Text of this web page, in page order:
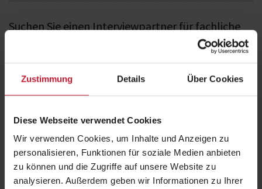
Zustimmung Details Über Cookies
Diese Webseite verwendet Cookies
Wir verwenden Cookies, um Inhalte und Anzeigen zu
personalisieren, Funktionen für soziale Medien anbieten
zu können und die Zugriffe auf unsere Website zu
analysieren. Außerdem geben wir Informationen zu Ihrer
Suchen Sie einen Interviewpartner für fachliche
Fragen, beispielsweise aus den Bereichen duales
Studiensystem, europaweit anerkannte Bachelor-
und Master-Studiengänge, Studienfinanzierung/-
förderung, Prävention, Fitness, Management,
In unserer Experten-Liste finden Sie den richtigen Ansprechpartner.
Gerne stellen Ihnen unsere Mitarbeiter der Pressestelle den
gewünschten Kontakt her. Sollte ein Experte in dem von Ihnen
gewünschten Themengebiet fehlen, kontaktieren Sie uns gerne, wir
werden, wenn möglich, einen passenden Ansprechpartner finden.